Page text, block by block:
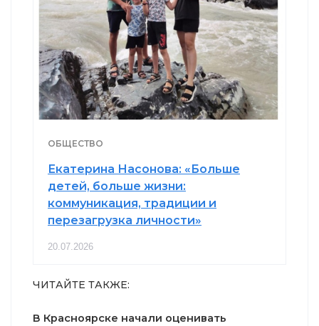
ОБЩЕСТВО
Екатерина Насонова: «Больше
детей, больше жизни:
коммуникация, традиции и
перезагрузка личности»
20.07.2026
ЧИТАЙТЕ ТАКЖЕ:
В Красноярске начали оценивать